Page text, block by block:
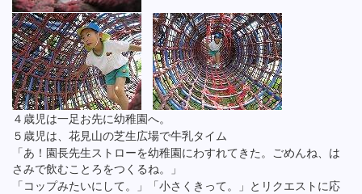
４歳児は一足お先に幼稚園へ。
５歳児は、花見山の芝生広場で牛乳タイム
「あ！園長先生ストローを幼稚園にわすれてきた。ごめんね、は
さみで飲むことろをつくるね。」
「コップみたいにして。」「小さくきって。」とリクエストに応